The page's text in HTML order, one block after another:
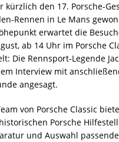
kürzlich den 17. Porsche-
Rennen in Le Mans
erwartet die
ab 14 Uhr im Porsche
Die Rennsport-Legende
Interview mit
angesagt.
von Porsche Classic
Porsche
und Auswahl